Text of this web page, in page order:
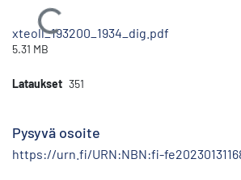
Ladataan...
xteoll_193200_1934_dig.pdf
5.31 MB
Lataukset 351
Pysyvä osoite
https://urn.fi/URN:NBN:fi-